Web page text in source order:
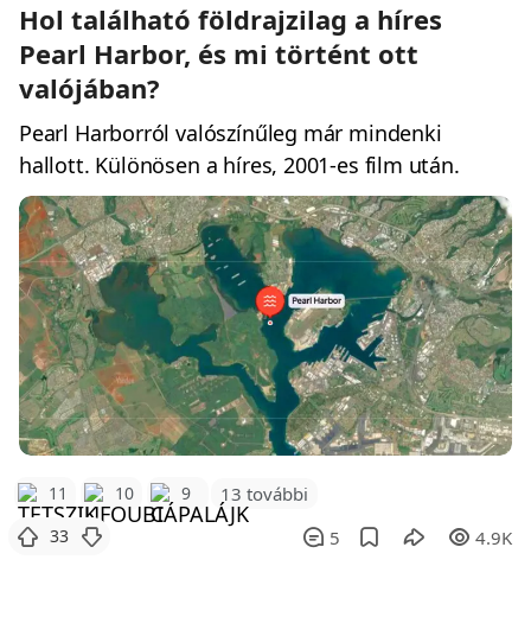
Hol található földrajzilag a híres
Pearl Harbor, és mi történt ott
valójában?
Pearl Harborról valószínűleg már mindenki
hallott. Különösen a híres, 2001-es film után.
11 10 9 13 további
33 5 4.9K